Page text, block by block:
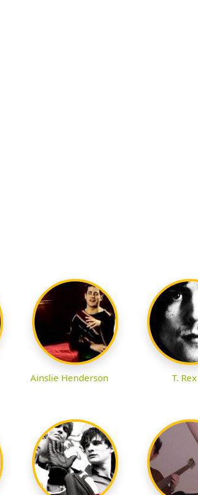
Ainslie Henderson T. Rex